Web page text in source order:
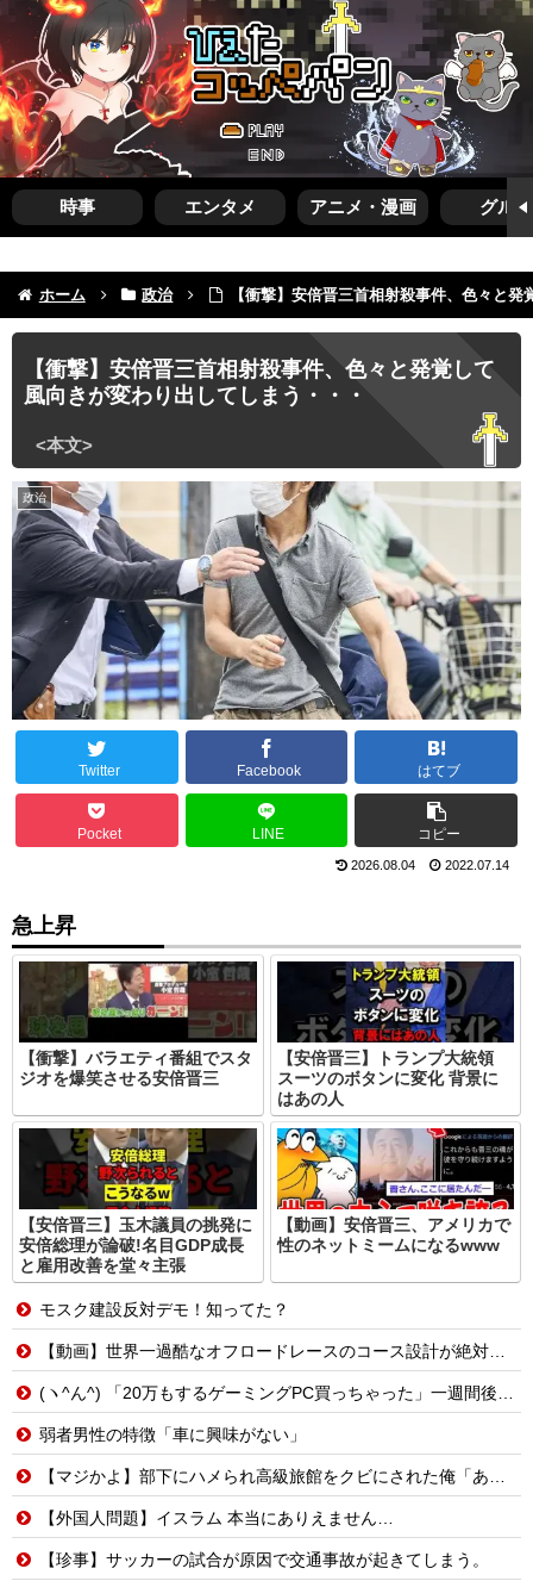
時事 エンタメ アニメ・漫画 グルメ
ホーム 政治 【衝撃】安倍晋三首相射殺事件、色々と
【衝撃】安倍晋三首相射殺事件、色々と発覚して
風向きが変わり出してしまう・・・
政治
Twitter Facebook はてブ
Pocket LINE コピー
2026.08.04 2022.07.14
急上昇
【衝撃】バラエティ番組でスタ
ジオを爆笑させる安倍晋三
【安倍晋三】トランプ大統領
スーツのボタンに変化 背景に
はあの人
【安倍晋三】玉木議員の挑発に
安倍総理が論破!名目GDP成長
と雇用改善を堂々主張
【動画】安倍晋三、アメリカで
性のネットミームになるwww
モスク建設反対デモ！知ってた？
【動画】世界一過酷なオフロードレースのコース設計が絶対におかしい（笑）
(ヽ^ん^) 「20万もするゲーミングPC買っちゃった」一週間後「お届け物でーす」（ヽ´ん`）「そう…」
弱者男性の特徴「車に興味がない」
【マジかよ】部下にハメられ高級旅館をクビにされた俺「あとは頑張れよ」→廃業寸前の元三ツ星レストランでバイトを始めた結果
【外国人問題】イスラム 本当にありえません…
【珍事】サッカーの試合が原因で交通事故が起きてしまう。